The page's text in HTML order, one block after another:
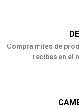
Compra miles de
recibes en el